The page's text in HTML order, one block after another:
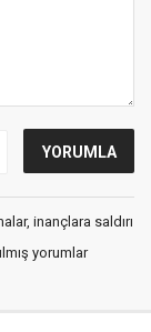
inançlara saldırı
yorumlar